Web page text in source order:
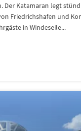
Der Katamaran legt
Friedrichshafen und
in Windeseile...